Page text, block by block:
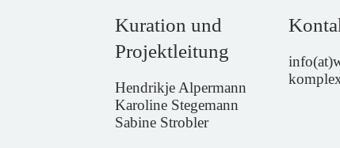
Kuration und
Projektleitung
Hendrikje Alpermann
Karoline Stegemann
Sabine Strobler